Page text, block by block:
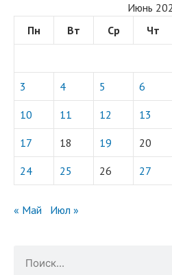
Июнь
Пн
Вт Ср Чт
3 4 5 6
10 11 12 13
17 18 19 20
24 25 26 27
« Май Июл »